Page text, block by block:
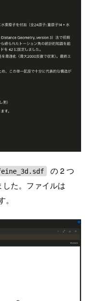
の 2 つ
た。ファイルは